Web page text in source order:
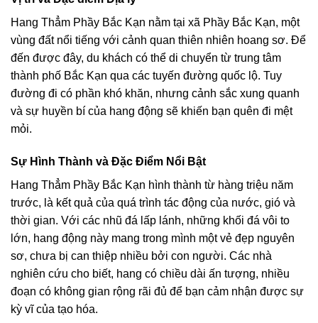
Hang Thẳm Phầy Bắc Kạn nằm tại xã Phầy Bắc Kạn, một
vùng đất nổi tiếng với cảnh quan thiên nhiên hoang sơ. Để
đến được đây, du khách có thể di chuyển từ trung tâm
thành phố Bắc Kạn qua các tuyến đường quốc lộ. Tuy
đường đi có phần khó khăn, nhưng cảnh sắc xung quanh
và sự huyền bí của hang động sẽ khiến bạn quên đi mệt
mỏi.
Sự Hình Thành và Đặc Điểm Nổi Bật
Hang Thẳm Phầy Bắc Kạn hình thành từ hàng triệu năm
trước, là kết quả của quá trình tác động của nước, gió và
thời gian. Với các nhũ đá lấp lánh, những khối đá vôi to
lớn, hang động này mang trong mình một vẻ đẹp nguyên
sơ, chưa bị can thiệp nhiều bởi con người. Các nhà
nghiên cứu cho biết, hang có chiều dài ấn tượng, nhiều
đoạn có không gian rộng rãi đủ để bạn cảm nhận được sự
kỳ vĩ của tạo hóa.